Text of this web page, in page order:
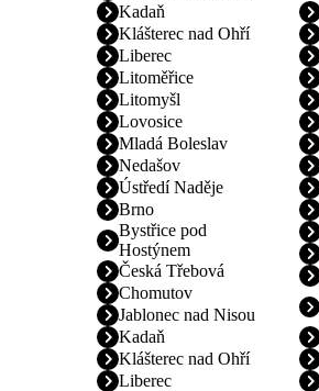
Kadaň
Klášterec nad Ohří
Liberec
Litoměřice
Litomyšl
Lovosice
Mladá Boleslav
Nedašov
Ústředí Naděje
Brno
Bystřice pod
Hostýnem
Česká Třebová
Chomutov
Jablonec nad Nisou
Kadaň
Klášterec nad Ohří
Liberec